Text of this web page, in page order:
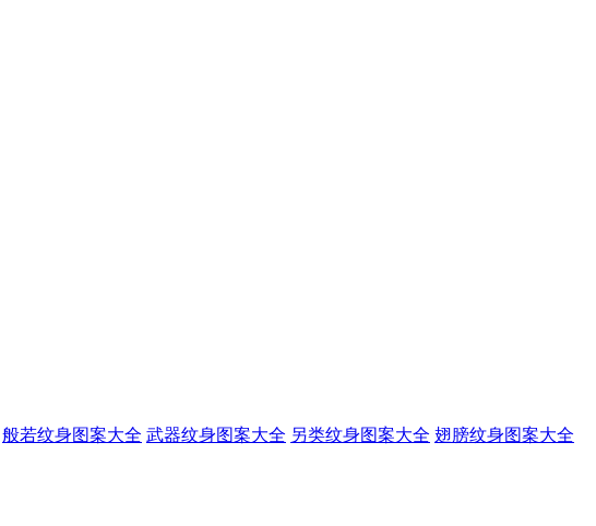
般若纹身图案大全 武器纹身图案大全 另类纹身图案大全 翅膀纹身图案大全